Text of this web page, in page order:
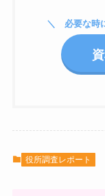
必要な時
役所調査レポート